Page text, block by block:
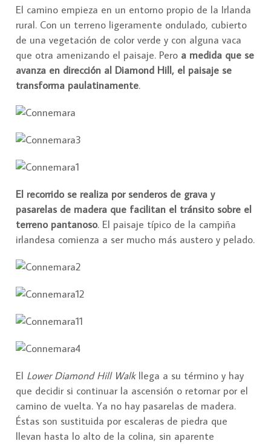
El camino empieza en un entorno propio de la Irlanda
rural. Con un terreno ligeramente ondulado, cubierto
de una vegetación de color verde y con alguna vaca
que otra amenizando el paisaje. Pero a medida que se
avanza en dirección al Diamond Hill, el paisaje se
transforma paulatinamente.
El recorrido se realiza por senderos de grava y
pasarelas de madera que facilitan el tránsito sobre el
terreno pantanoso. El paisaje típico de la campiña
irlandesa comienza a ser mucho más austero y pelado.
El Lower Diamond Hill Walkllega a su término y hay
que decidir si continuar la ascensión o retornar por el
camino de vuelta. Ya no hay pasarelas de madera.
Éstas son sustituida por escaleras de piedra que
llevan hasta lo alto de la colina, sin aparente